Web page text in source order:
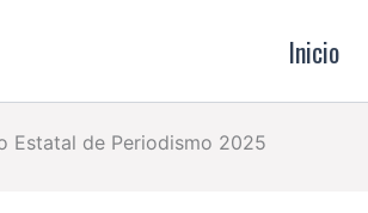
Inicio
Estatal de Periodismo 2025